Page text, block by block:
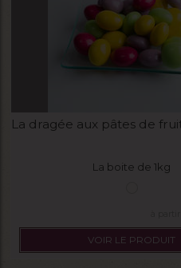
La dragée aux pâtes de
La boite de 1kg
VOIR LE PRODUIT